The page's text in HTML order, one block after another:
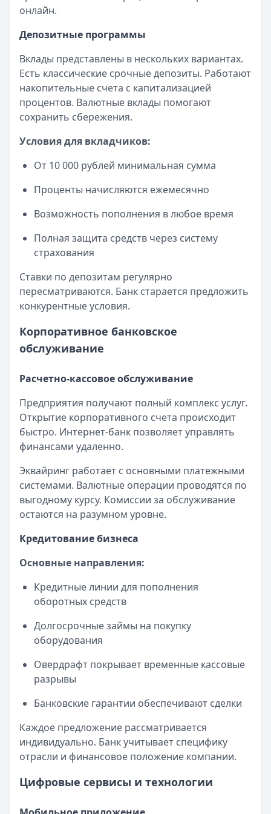
Обслуживание:
Банк ПСБ— Твой кешбэк
Рейтинг:4.7
Банк ПСБ — Orange Premium Club
Обслуживание:Бесплатно
Рейтинг:4.7
Т-Банк— Джуниор
Обслуживание:Бесплатно
Альфа-Банк— Альфа-Мобайл
Обслуживание:Бесплатно
Рейтинг:4.9
Обслуживание:Бесплатно
Рейтинг:4.7
Обслуживание:Бесплатно
Рейтинг:4.6
Все дебетовые карты
правильность выбранной стратегии.
Ренессанс Банк эволюционирует вместе с
рынком. Организация внедряет новые
технологии и расширяет продуктовую линейку.
Двадцатилетняя история показывает:
понимание клиентских потребностей и
готовность к изменениям - ключ к успеху в
банковской сфере.
онлайн.
Депозитные программы
Вклады представлены в нескольких вариантах.
Есть классические срочные депозиты. Работают
накопительные счета с капитализацией
процентов. Валютные вклады помогают
сохранить сбережения.
Условия для вкладчиков:
От 10 000 рублей минимальная сумма
Проценты начисляются ежемесячно
Возможность пополнения в любое время
Полная защита средств через систему
страхования
Ставки по депозитам регулярно
пересматриваются. Банк старается предложить
конкурентные условия.
Корпоративное банковское
обслуживание
Расчетно-кассовое обслуживание
Предприятия получают полный комплекс услуг.
Открытие корпоративного счета происходит
быстро. Интернет-банк позволяет управлять
финансами удаленно.
Эквайринг работает с основными платежными
системами. Валютные операции проводятся по
выгодному курсу. Комиссии за обслуживание
остаются на разумном уровне.
Кредитование бизнеса
Основные направления:
Кредитные линии для пополнения
оборотных средств
Долгосрочные займы на покупку
оборудования
Овердрафт покрывает временные кассовые
разрывы
Банковские гарантии обеспечивают сделки
Каждое предложение рассматривается
индивидуально. Банк учитывает специфику
отрасли и финансовое положение компании.
Цифровые сервисы и технологии